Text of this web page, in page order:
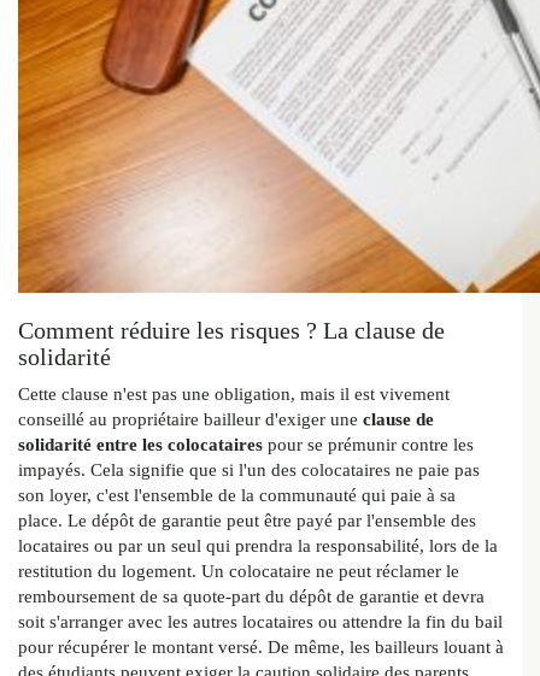
Comment réduire les risques ? La clause de
solidarité
Cette clause n'est pas une obligation, mais il est vivement
conseillé au propriétaire bailleur d'exiger une clause de
solidarité entre les colocataires pour se prémunir contre les
impayés. Cela signifie que si l'un des colocataires ne paie pas
son loyer, c'est l'ensemble de la communauté qui paie à sa
place. Le dépôt de garantie peut être payé par l'ensemble des
locataires ou par un seul qui prendra la responsabilité, lors de la
restitution du logement. Un colocataire ne peut réclamer le
remboursement de sa quote-part du dépôt de garantie et devra
soit s'arranger avec les autres locataires ou attendre la fin du bail
pour récupérer le montant versé. De même, les bailleurs louant à